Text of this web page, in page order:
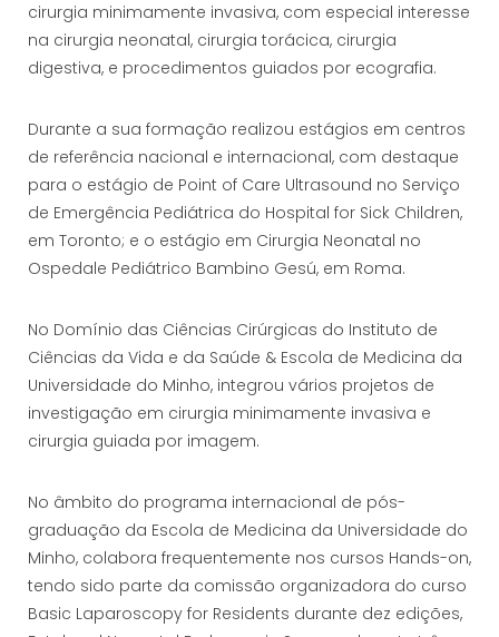
cirurgia minimamente invasiva, com especial interesse
na cirurgia neonatal, cirurgia torácica, cirurgia
digestiva, e procedimentos guiados por ecografia.
Durante a sua formação realizou estágios em centros
de referência nacional e internacional, com destaque
para o estágio de Point of Care Ultrasound no Serviço
de Emergência Pediátrica do Hospital for Sick Children,
em Toronto; e o estágio em Cirurgia Neonatal no
Ospedale Pediátrico Bambino Gesú, em Roma.
No Domínio das Ciências Cirúrgicas do Instituto de
Ciências da Vida e da Saúde & Escola de Medicina da
Universidade do Minho, integrou vários projetos de
investigação em cirurgia minimamente invasiva e
cirurgia guiada por imagem.
No âmbito do programa internacional de pós-
graduação da Escola de Medicina da Universidade do
Minho, colabora frequentemente nos cursos Hands-on,
tendo sido parte da comissão organizadora do curso
Basic Laparoscopy for Residents durante dez edições,